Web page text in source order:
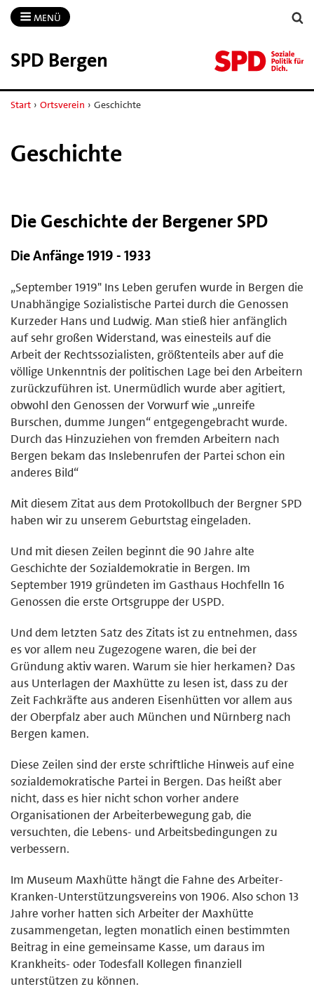
MENÜ
SPD Bergen
Start › Ortsverein › Geschichte
Geschichte
Die Geschichte der Bergener SPD
Die Anfänge 1919 - 1933
„September 1919" Ins Leben gerufen wurde in Bergen die
Unabhängige Sozialistische Partei durch die Genossen
Kurzeder Hans und Ludwig. Man stieß hier anfänglich
auf sehr großen Widerstand, was einesteils auf die
Arbeit der Rechtssozialisten, größtenteils aber auf die
völlige Unkenntnis der politischen Lage bei den Arbeitern
zurückzuführen ist. Unermüdlich wurde aber agitiert,
obwohl den Genossen der Vorwurf wie „unreife
Burschen, dumme Jungen“ entgegengebracht wurde.
Durch das Hinzuziehen von fremden Arbeitern nach
Bergen bekam das Inslebenrufen der Partei schon ein
anderes Bild“
Mit diesem Zitat aus dem Protokollbuch der Bergner SPD
haben wir zu unserem Geburtstag eingeladen.
Und mit diesen Zeilen beginnt die 90 Jahre alte
Geschichte der Sozialdemokratie in Bergen. Im
September 1919 gründeten im Gasthaus Hochfelln 16
Genossen die erste Ortsgruppe der USPD.
Und dem letzten Satz des Zitats ist zu entnehmen, dass
es vor allem neu Zugezogene waren, die bei der
Gründung aktiv waren. Warum sie hier herkamen? Das
aus Unterlagen der Maxhütte zu lesen ist, dass zu der
Zeit Fachkräfte aus anderen Eisenhütten vor allem aus
der Oberpfalz aber auch München und Nürnberg nach
Bergen kamen.
Diese Zeilen sind der erste schriftliche Hinweis auf eine
sozialdemokratische Partei in Bergen. Das heißt aber
nicht, dass es hier nicht schon vorher andere
Organisationen der Arbeiterbewegung gab, die
versuchten, die Lebens- und Arbeitsbedingungen zu
verbessern.
Im Museum Maxhütte hängt die Fahne des Arbeiter-
Kranken-Unterstützungsvereins von 1906. Also schon 13
Jahre vorher hatten sich Arbeiter der Maxhütte
zusammengetan, legten monatlich einen bestimmten
Beitrag in eine gemeinsame Kasse, um daraus im
Krankheits- oder Todesfall Kollegen finanziell
unterstützen zu können.